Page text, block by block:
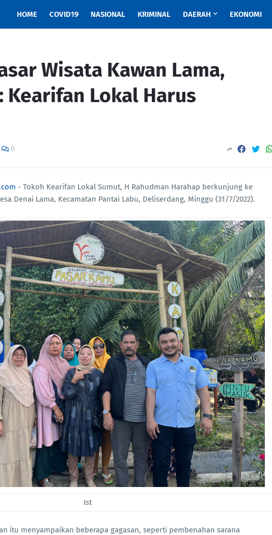
HOME COVID19 NASIONAL KRIMINAL DAERAH EKONOMI
Wisata Kawan Lama,
Kearifan Lokal Harus
0
- Tokoh Kearifan Lokal Sumut, H Rahudman Harahap berkunjung ke
Denai Lama, Kecamatan Pantai Labu, Deliserdang, Minggu (31/7/2022).
Ist
itu menyampaikan beberapa gagasan, seperti pembenahan sarana